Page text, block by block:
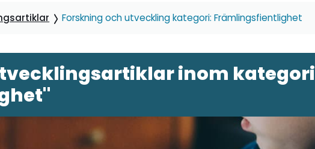
Forskning och utveckling kategori: Främlingsfientlighet
inom kategori